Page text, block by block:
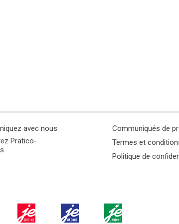
avec nous
Pratico-
Communiqués de
Termes et
Politique de